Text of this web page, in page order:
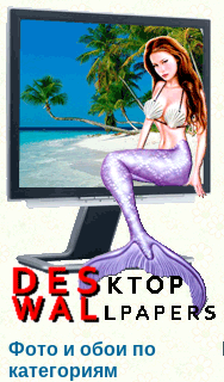
Фото и обои по
категориям